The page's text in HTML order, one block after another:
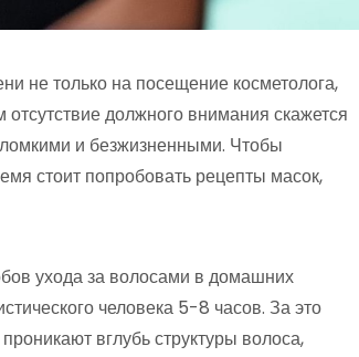
не только на посещение косметолога,
должного внимания скажется
ломкими и безжизненными. Чтобы
стоит попробовать рецепты масок,
ухода за волосами в домашних
человека 5-8 часов. За это
вглубь структуры волоса,